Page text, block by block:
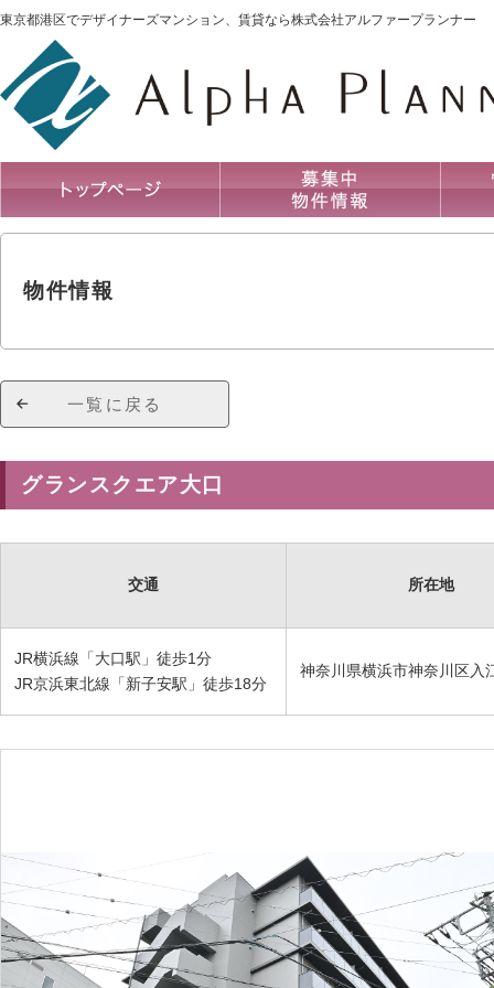
東京都港区でデザイナーズマンション、賃貸なら株式会社アルファープランナー
物件情報
一覧に戻る
グランスクエア大口
交通 所在地
JR横浜線「大口駅」徒歩1分
JR京浜東北線「新子安駅」徒歩18分
神奈川県横浜市神奈川区入